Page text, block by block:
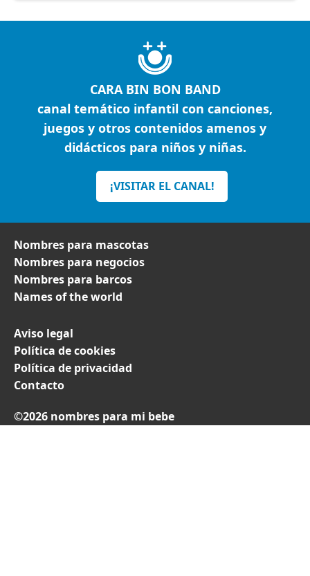
CARA BIN BON BAND
canal temático infantil con canciones,
juegos y otros contenidos amenos y
didácticos para niños y niñas.
¡VISITAR EL CANAL!
Nombres para mascotas
Nombres para negocios
Nombres para barcos
Names of the world
Aviso legal
Política de cookies
Política de privacidad
Contacto
©2026 nombres para mi bebe